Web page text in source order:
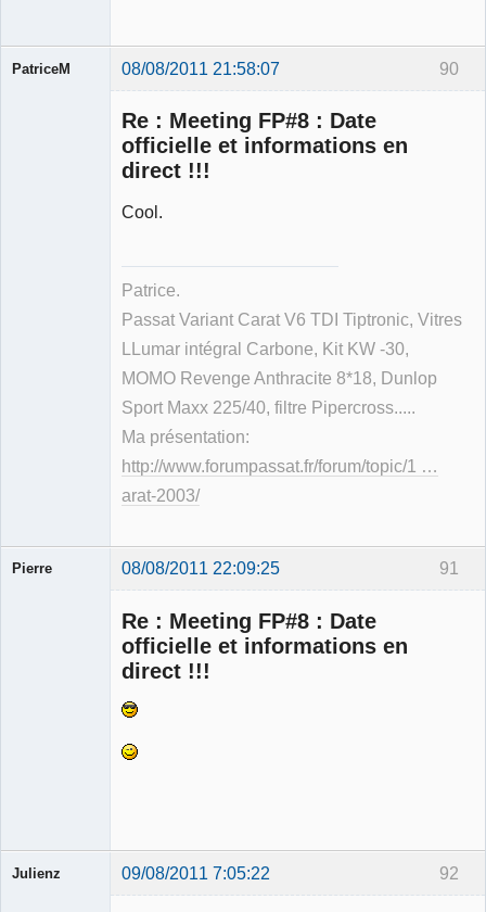
90
PatriceM 08/08/2011 21:58:07
Re : Meeting FP#8 : Date
officielle et informations en
direct !!!
Cool.
Patrice.
Passat Variant Carat V6 TDI Tiptronic, Vitres
LLumar intégral Carbone, Kit KW -30,
MOMO Revenge Anthracite 8*18, Dunlop
Sport Maxx 225/40, filtre Pipercross.....
Ma présentation:
http://www.forumpassat.fr/forum/topic/1 …
arat-2003/
91
Pierre 08/08/2011 22:09:25
Re : Meeting FP#8 : Date
officielle et informations en
direct !!!
92
Julienz 09/08/2011 7:05:22